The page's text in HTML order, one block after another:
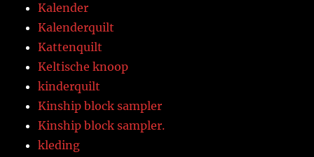
Kalender
Kalenderquilt
Kattenquilt
Keltische knoop
kinderquilt
Kinship block sampler
Kinship block sampler.
kleding